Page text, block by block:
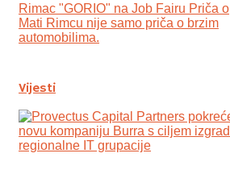
Rimac "GORIO" na Job Fairu Priča o
Mati Rimcu nije samo priča o brzim
automobilima.
Vijesti